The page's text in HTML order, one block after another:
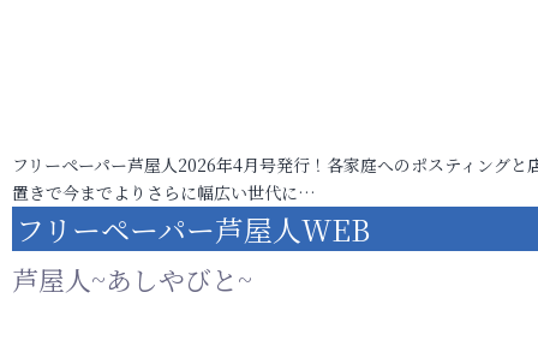
フリーペーパー芦屋人2026年4月号発行！各家庭へのポスティングと
置きで今までよりさらに幅広い世代に…
フリーペーパー芦屋人WEB
芦屋人~あしやびと~